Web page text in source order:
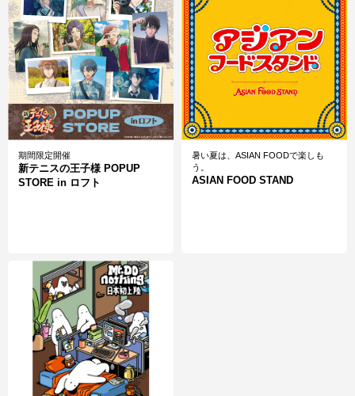
決済サービスアイコンについて
期間限定開催
新テニスの王子様 POPUP
STORE in ロフト
暑い夏は、ASIAN FOODで楽しも
う。
ASIAN FOOD STAND